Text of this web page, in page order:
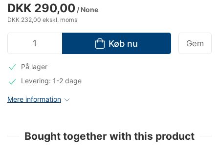
DKK 290,00 / None
DKK 232,00 ekskl. moms
Køb nu Gem
På lager
Levering: 1-2 dage
Mere information
Bought together with this product